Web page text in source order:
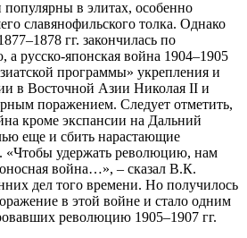
в элитах, особенно
славянофильского толка. Однако
гг. закончилась по
русско-японская война 1904–1905
программы» укрепления и
в Восточной Азии Николая II и
поражением. Следует отметить,
кроме экспансии на Дальний
еще и сбить нарастающие
«Чтобы удержать революцию, нам
война…», – сказал В.К.
дел того времени. Но получилось
в этой войне и стало одним
революцию 1905–1907 гг.